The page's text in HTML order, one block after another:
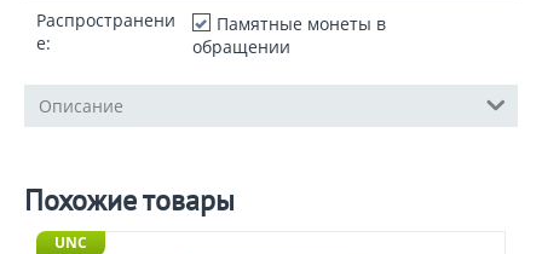
Распространени
е:
Памятные монеты в
обращении
Описание
Похожие товары
UNC